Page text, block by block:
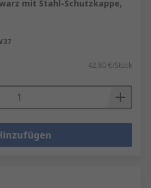
mit Stahl-Schutzkappe,
42,80 €/Stück